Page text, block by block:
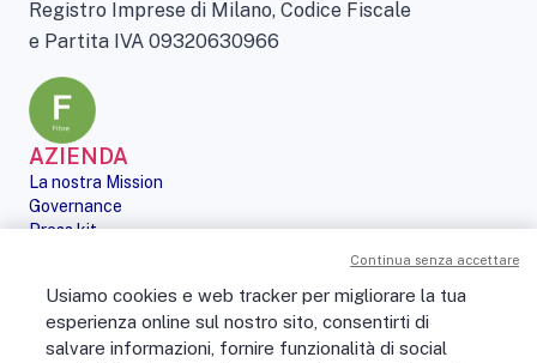
Registro Imprese di Milano, Codice Fiscale
e Partita IVA 09320630966
AZIENDA
La nostra Mission
Governance
Press kit
Digital Services Act
PERSONE
No Fibra? No Party!
Usiamo cookies e web tracker per migliorare la tua
esperienza online sul nostro sito, consentirti di
salvare informazioni, fornire funzionalità di social
Continua senza accettare